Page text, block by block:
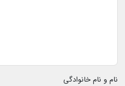
نام و نام خانوادگی